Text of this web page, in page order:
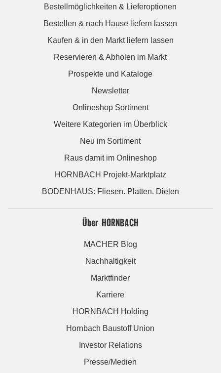
Bestellmöglichkeiten & Lieferoptionen
Bestellen & nach Hause liefern lassen
Kaufen & in den Markt liefern lassen
Reservieren & Abholen im Markt
Prospekte und Kataloge
Newsletter
Onlineshop Sortiment
Weitere Kategorien im Überblick
Neu im Sortiment
Raus damit im Onlineshop
HORNBACH Projekt-Marktplatz
BODENHAUS: Fliesen. Platten. Dielen
Über HORNBACH
MACHER Blog
Nachhaltigkeit
Marktfinder
Karriere
HORNBACH Holding
Hornbach Baustoff Union
Investor Relations
Presse/Medien